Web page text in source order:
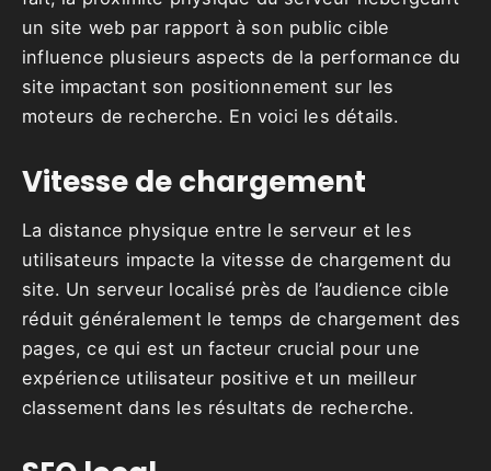
un site web par rapport à son public cible
influence plusieurs aspects de la performance du
site impactant son positionnement sur les
moteurs de recherche. En voici les détails.
Vitesse de chargement
La distance physique entre le serveur et les
utilisateurs impacte la vitesse de chargement du
site. Un serveur localisé près de l’audience cible
réduit généralement le temps de chargement des
pages, ce qui est un facteur crucial pour une
expérience utilisateur positive et un meilleur
classement dans les résultats de recherche.